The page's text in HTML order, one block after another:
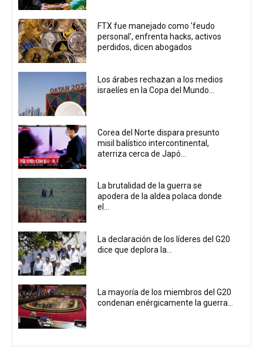
FTX fue manejado como 'feudo
personal', enfrenta hacks, activos
perdidos, dicen abogados
Los árabes rechazan a los medios
israelíes en la Copa del Mundo...
Corea del Norte dispara presunto
misil balístico intercontinental,
aterriza cerca de Japó...
La brutalidad de la guerra se
apodera de la aldea polaca donde
el...
La declaración de los líderes del G20
dice que deplora la...
La mayoría de los miembros del G20
condenan enérgicamente la guerra...